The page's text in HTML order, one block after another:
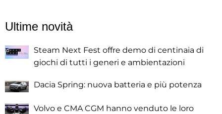
Ultime novità
Steam Next Fest offre demo di centinaia di
giochi di tutti i generi e ambientazioni
Dacia Spring: nuova batteria e più potenza
Volvo e CMA CGM hanno venduto le loro